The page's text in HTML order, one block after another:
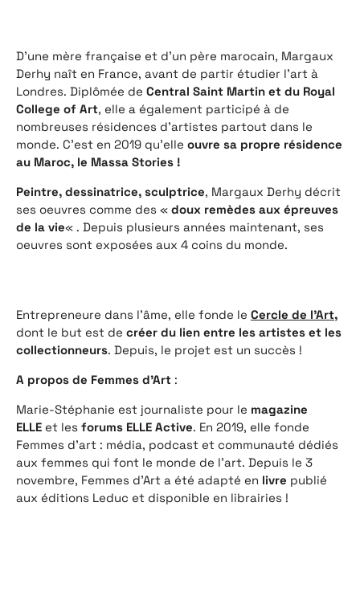
D’une mère française et d’un père marocain, Margaux
Derhy naît en France, avant de partir étudier l’art à
Londres. Diplômée de Central Saint Martin et du Royal
College of Art, elle a également participé à de
nombreuses résidences d’artistes partout dans le
monde. C’est en 2019 qu’elle ouvre sa propre résidence
au Maroc, le Massa Stories !
Peintre, dessinatrice, sculptrice, Margaux Derhy décrit
ses oeuvres comme des « doux remèdes aux épreuves
de la vie« . Depuis plusieurs années maintenant, ses
oeuvres sont exposées aux 4 coins du monde.
Entrepreneure dans l’âme, elle fonde le Cercle de l’Art,
dont le but est de créer du lien entre les artistes et les
collectionneurs. Depuis, le projet est un succès !
A propos de Femmes d’Art :
Marie-Stéphanie est journaliste pour le magazine
ELLE et les forums ELLE Active. En 2019, elle fonde
Femmes d’art : média, podcast et communauté dédiés
aux femmes qui font le monde de l’art. Depuis le 3
novembre, Femmes d’Art a été adapté en livre publié
aux éditions Leduc et disponible en librairies !